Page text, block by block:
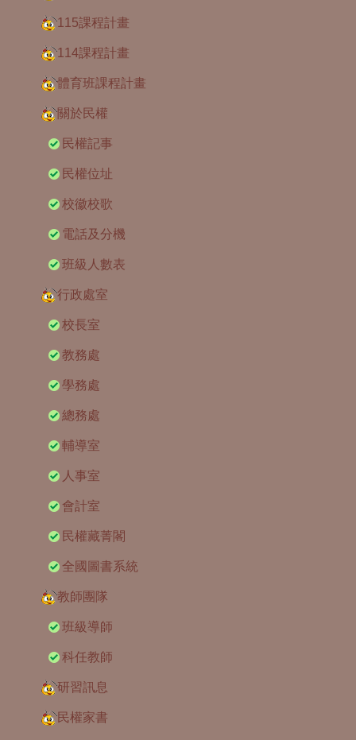
115課程計畫
114課程計畫
體育班課程計畫
關於民權
民權記事
民權位址
校徽校歌
電話及分機
班級人數表
行政處室
校長室
教務處
學務處
總務處
輔導室
人事室
會計室
民權藏菁閣
全國圖書系統
教師團隊
班級導師
科任教師
研習訊息
民權家書